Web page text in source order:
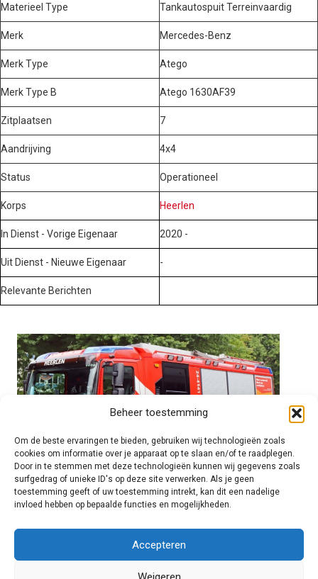
Beheer toestemming
Om de beste ervaringen te bieden, gebruiken wij technologieën zoals
cookies om informatie over je apparaat op te slaan en/of te raadplegen.
Door in te stemmen met deze technologieën kunnen wij gegevens zoals
surfgedrag of unieke ID's op deze site verwerken. Als je geen
toestemming geeft of uw toestemming intrekt, kan dit een nadelige
invloed hebben op bepaalde functies en mogelijkheden.
Accepteren
Materieel Type Tankautospuit Terreinvaardig
Merk Mercedes-Benz
Merk Type Atego
Merk Type B Atego 1630AF39
Zitplaatsen 7
Aandrijving 4x4
Status Operationeel
Korps Heerlen
In Dienst - Vorige Eigenaar 2020 -
Uit Dienst - Nieuwe Eigenaar -
Relevante Berichten